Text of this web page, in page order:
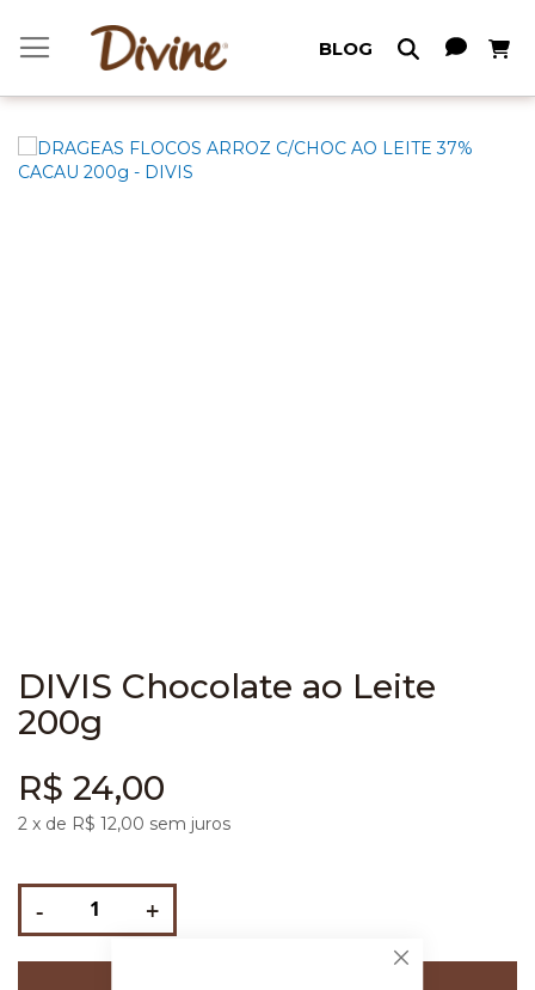
Fechar
BLOG Meu
DIVIS Chocolate ao Leite
200g
R$ 24,00
2 x de R$ 12,00 sem juros
- +